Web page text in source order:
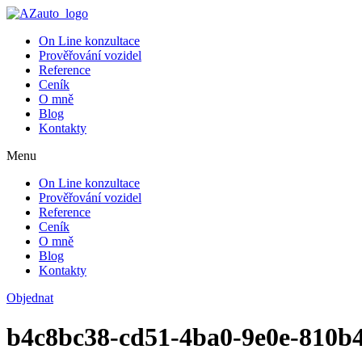
On Line konzultace
Prověřování vozidel
Reference
Ceník
O mně
Blog
Kontakty
Menu
On Line konzultace
Prověřování vozidel
Reference
Ceník
O mně
Blog
Kontakty
Objednat
b4c8bc38-cd51-4ba0-9e0e-